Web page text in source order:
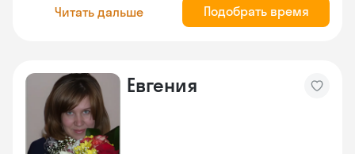
Читать дальше Подобрать время
Евгения